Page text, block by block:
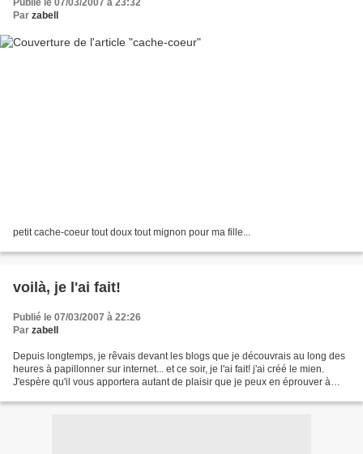
Publié le 07/03/2007 à 23:32
Par zabell
petit cache-coeur tout doux tout mignon pour ma fille...
voilà, je l'ai fait!
Publié le 07/03/2007 à 22:26
Par zabell
Depuis longtemps, je rêvais devant les blogs que je découvrais au long des
heures à papillonner sur internet... et ce soir, je l'ai fait! j'ai créé le mien.
J'espère qu'il vous apportera autant de plaisir que je peux en éprouver à